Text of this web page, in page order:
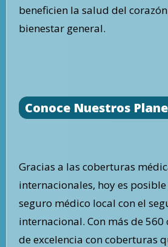
beneficien la salud del
bienestar general.
Conoce Nuestros
Gracias a las coberturas
internacionales, hoy es
seguro médico local con el
internacional. Con más de 560
de excelencia con coberturas